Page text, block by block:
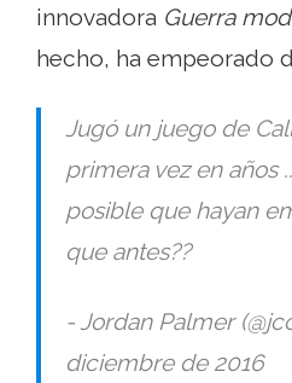
innovadora Guerra
hecho, ha empeorado
Jugó un juego de
primera vez en años
posible que hayan
que antes??
- Jordan Palmer
diciembre de 2016